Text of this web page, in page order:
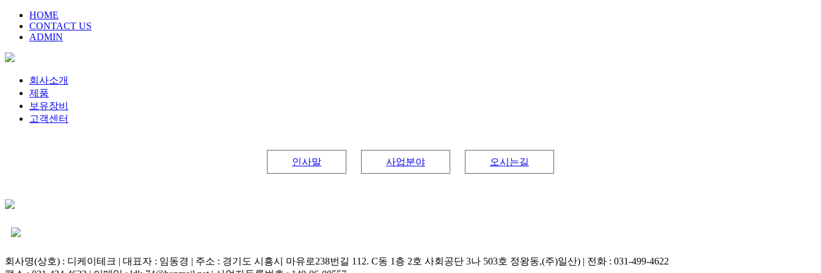
HOME
CONTACT US
ADMIN
회사소개
제품
보유장비
고객센터
인사말 사업분야 오시는길
회사명(상호) : 디케이테크 | 대표자 : 임동경 | 주소 : 경기도 시흥시 마유로238번길 112. C동 1층 2호 사회공단 3나 503호 정왕동,(주)일산) | 전화 : 031-499-4622